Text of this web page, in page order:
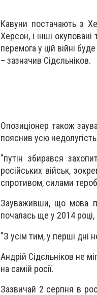
Кавуни постачають з
Херсон, і інші
перемога у цій війні
– зазначив Сідєльніков.
Опозиціонер також
пояснив усю недолугість
"путін збирався
російських військ,
спротивом, силами
Зауваживши, що мова
почалась ще у 2014
"З усім тим, у перші дні
Андрій Сідєльніков не
на самій росії.
Зазвичай 2 серпня в